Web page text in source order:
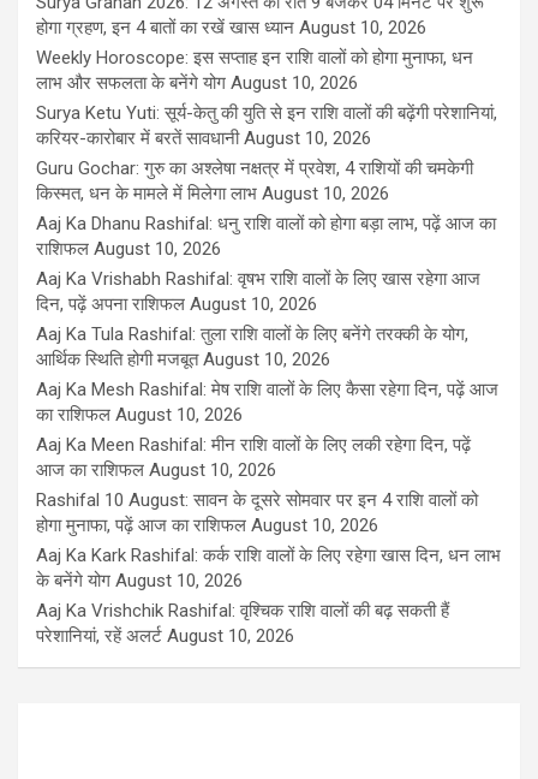
होगा ग्रहण, इन 4 बातों का रखें खास ध्यान August 10, 2026
Weekly Horoscope: इस सप्ताह इन राशि वालों को होगा मुनाफा, धन
लाभ और सफलता के बनेंगे योग August 10, 2026
Surya Ketu Yuti: सूर्य-केतु की युति से इन राशि वालों की बढ़ेंगी परेशानियां,
करियर-कारोबार में बरतें सावधानी August 10, 2026
Guru Gochar: गुरु का अश्लेषा नक्षत्र में प्रवेश, 4 राशियों की चमकेगी
किस्मत, धन के मामले में मिलेगा लाभ August 10, 2026
Aaj Ka Dhanu Rashifal: धनु राशि वालों को होगा बड़ा लाभ, पढ़ें आज का
राशिफल August 10, 2026
Aaj Ka Vrishabh Rashifal: वृषभ राशि वालों के लिए खास रहेगा आज
दिन, पढ़ें अपना राशिफल August 10, 2026
Aaj Ka Tula Rashifal: तुला राशि वालों के लिए बनेंगे तरक्की के योग,
आर्थिक स्थिति होगी मजबूत August 10, 2026
Aaj Ka Mesh Rashifal: मेष राशि वालों के लिए कैसा रहेगा दिन, पढ़ें आज
का राशिफल August 10, 2026
Aaj Ka Meen Rashifal: मीन राशि वालों के लिए लकी रहेगा दिन, पढ़ें
आज का राशिफल August 10, 2026
Rashifal 10 August: सावन के दूसरे सोमवार पर इन 4 राशि वालों को
होगा मुनाफा, पढ़ें आज का राशिफल August 10, 2026
Aaj Ka Kark Rashifal: कर्क राशि वालों के लिए रहेगा खास दिन, धन लाभ
के बनेंगे योग August 10, 2026
Aaj Ka Vrishchik Rashifal: वृश्चिक राशि वालों की बढ़ सकती हैं
परेशानियां, रहें अलर्ट August 10, 2026